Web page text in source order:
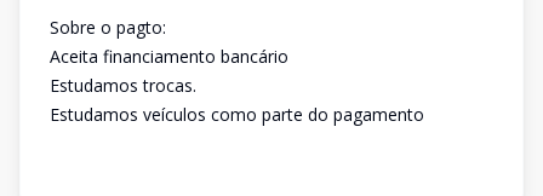
Sobre o pagto:
Aceita financiamento bancário
Estudamos trocas.
Estudamos veículos como parte do pagamento